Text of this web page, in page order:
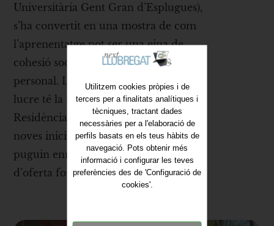
Universitària Gent Gran d’Esplugues),
s’ha convertit en una mostra de com
l’aprenentatge pot ser una eina de
cohesió social i de creixement
personal. L'associació sense ànim de
lucre té la seva seu a l'auditori de la
Residència La Mallola i està oberta a
noves iniciatives o suggeriments que
puguin enriquir la seva programació
d’oferta formativa.
Utilitzem cookies pròpies i de
tercers per a finalitats analítiques i
tècniques, tractant dades
necessàries per a l'elaboració de
perfils basats en els teus hàbits de
navegació. Pots obtenir més
informació i configurar les teves
preferències des de 'Configuració de
cookies'.